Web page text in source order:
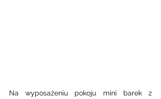
Na wyposażeniu pokoju mini barek z